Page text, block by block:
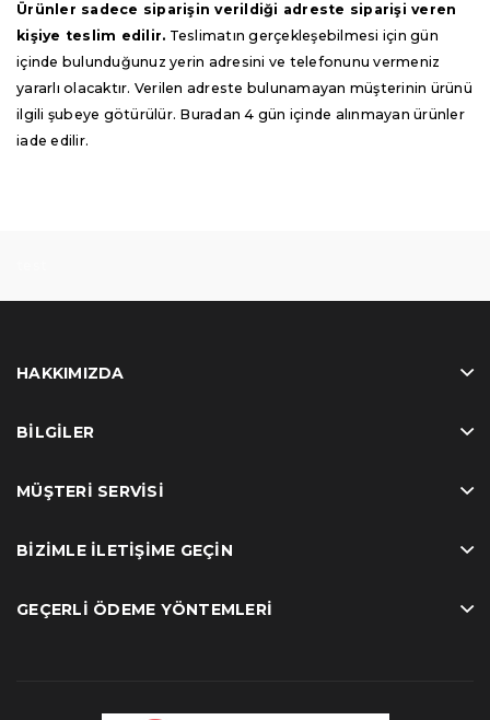
Ürünler sadece siparişin verildiği adreste siparişi veren
kişiye teslim edilir. Teslimatın gerçekleşebilmesi için gün
içinde bulunduğunuz yerin adresini ve telefonunu vermeniz
yararlı olacaktır. Verilen adreste bulunamayan müşterinin ürünü
ilgili şubeye götürülür. Buradan 4 gün içinde alınmayan ürünler
iade edilir.
HAKKIMIZDA
BILGILER
MÜŞTERI SERVISI
BIZIMLE İLETIŞIME GEÇIN
GEÇERLI ÖDEME YÖNTEMLERI